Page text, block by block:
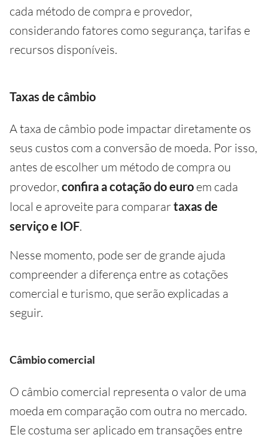
cada método de compra e provedor,
considerando fatores como segurança, tarifas e
recursos disponíveis.
Taxas de câmbio
A taxa de câmbio pode impactar diretamente os
seus custos com a conversão de moeda. Por isso,
antes de escolher um método de compra ou
provedor, confira a cotação do euro em cada
local e aproveite para comparartaxas de
serviço e IOF.
Nesse momento, pode ser de grande ajuda
compreender a diferença entre as cotações
comercial e turismo, que serão explicadas a
seguir.
Câmbio comercial
O câmbio comercial representa o valor de uma
moeda em comparação com outra no mercado.
Ele costuma ser aplicado em transações entre